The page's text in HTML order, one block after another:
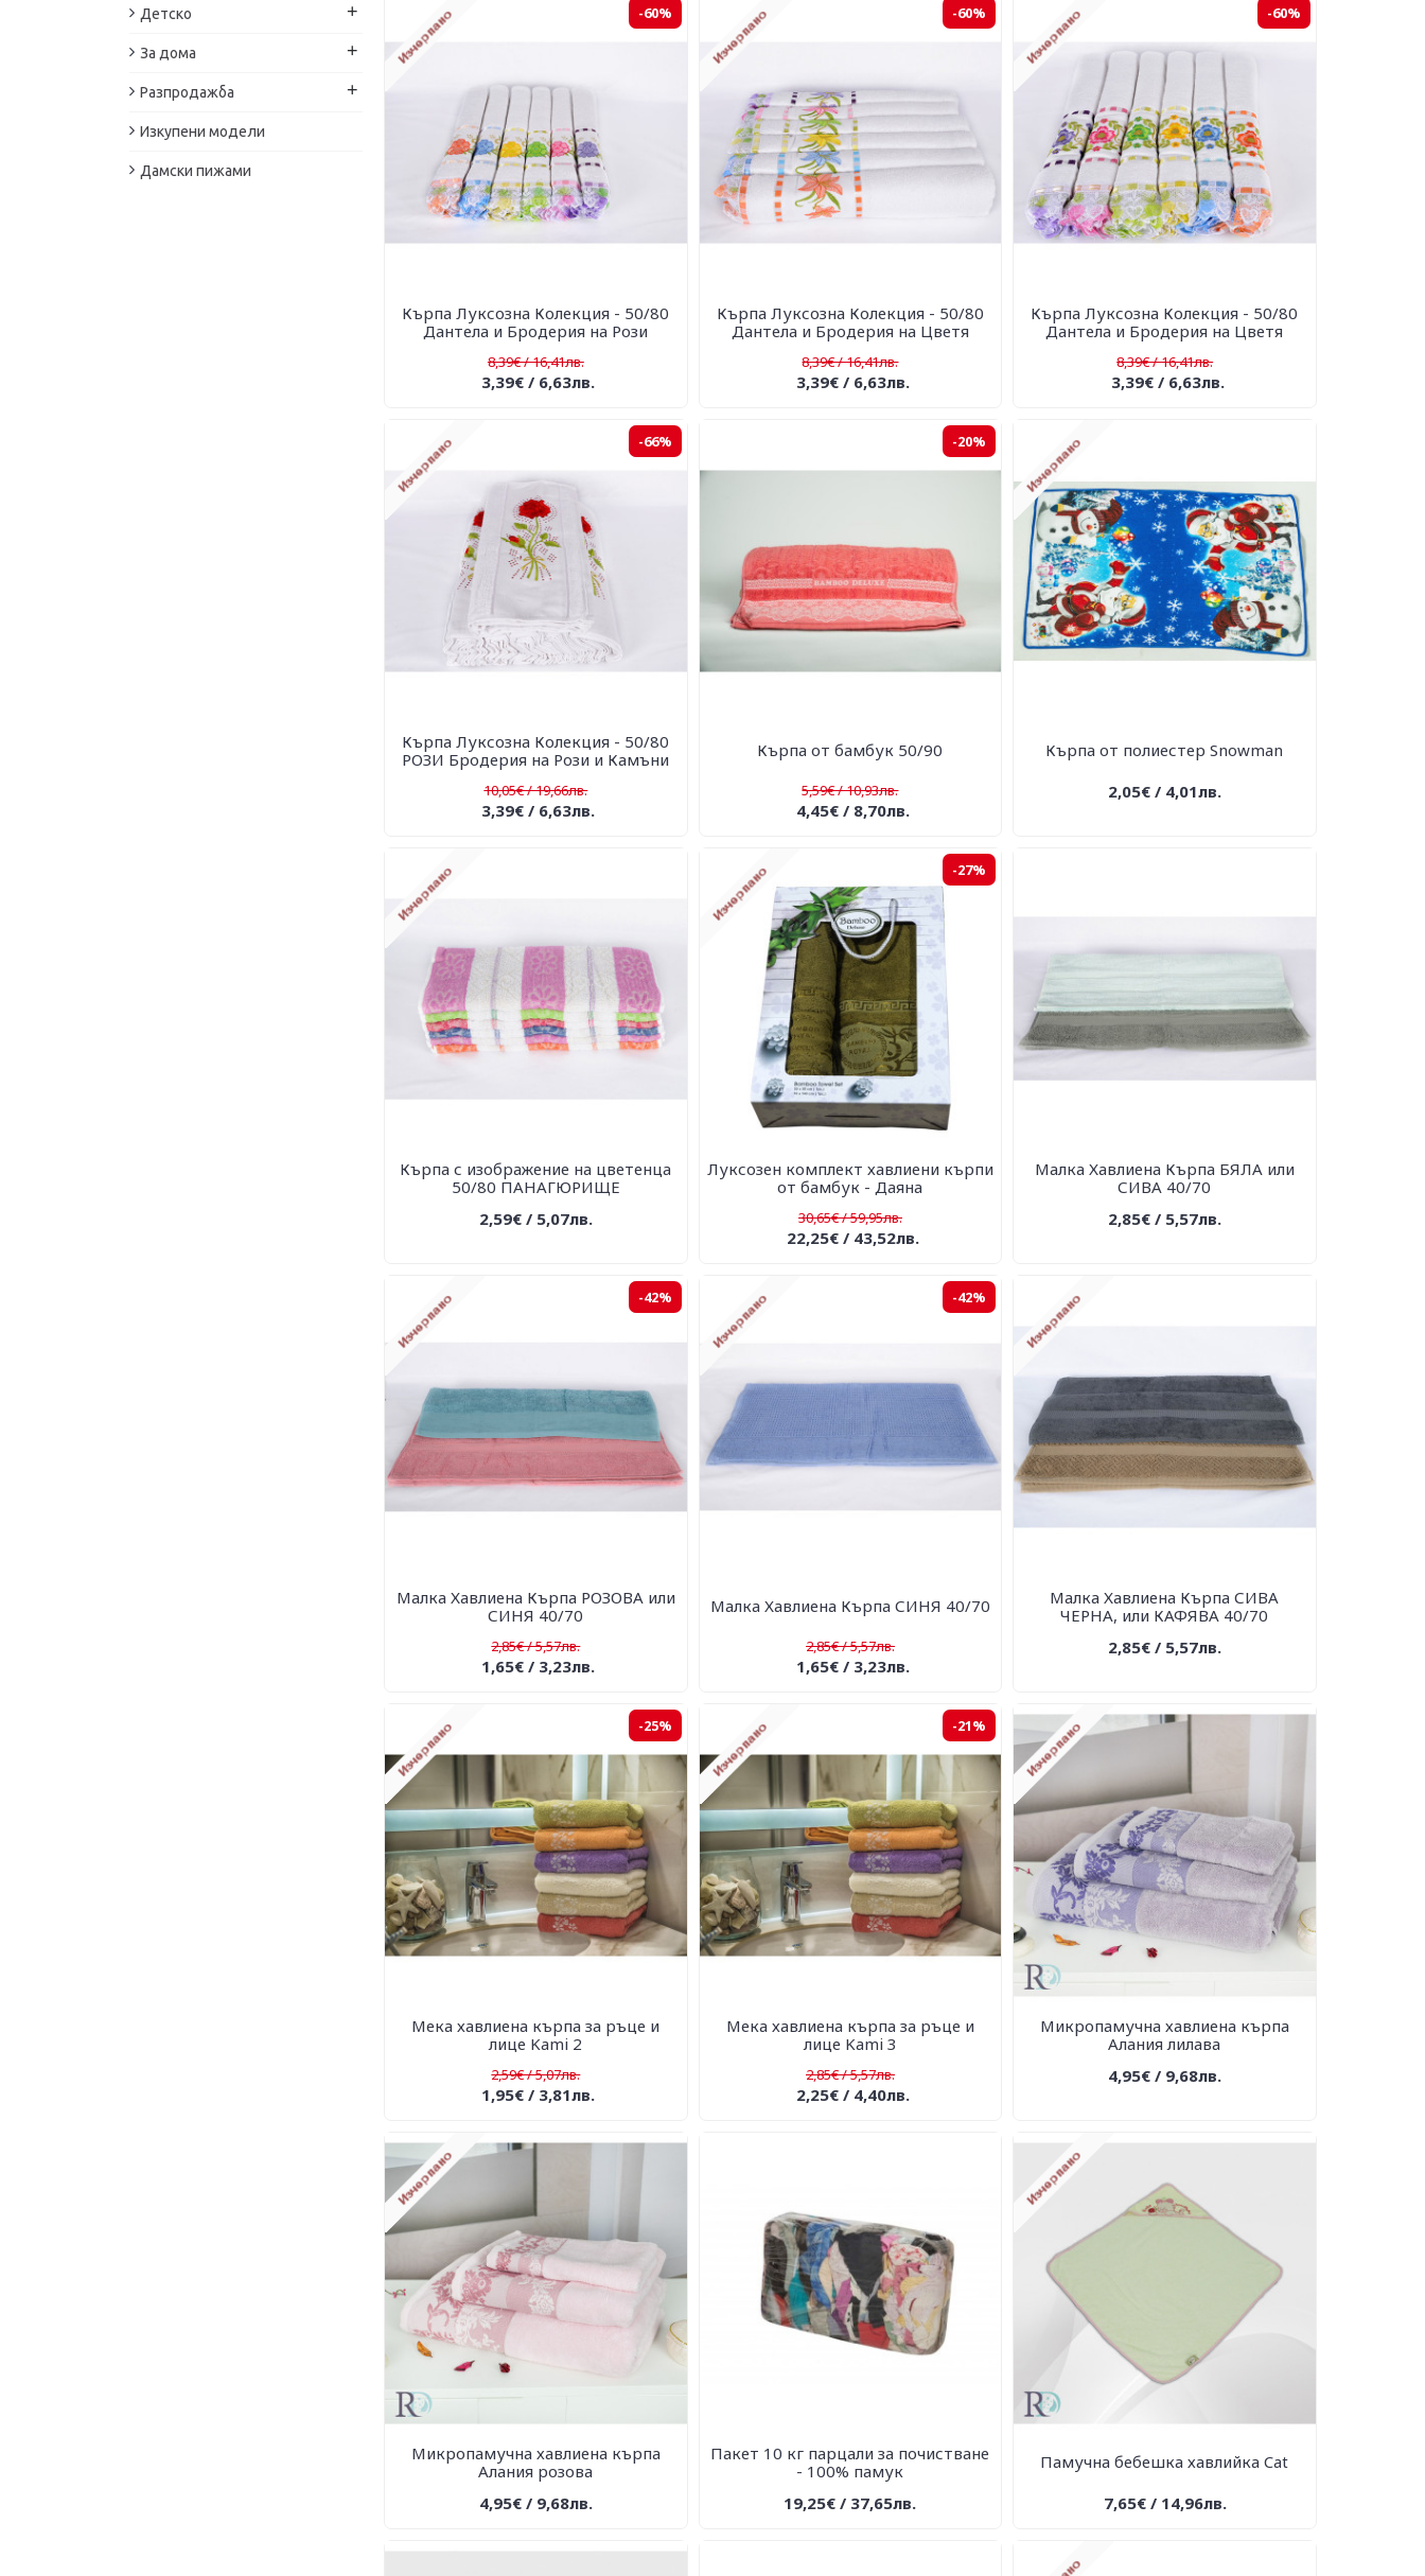
Детско +
За дома +
Разпродажба +
Изкупени модели
Дамски пижами
-60%
Кърпа Луксозна Колекция - 50/80
Дантела и Бродерия на Рози
8,39€ / 16,41лв.
3,39€ / 6,63лв.
-60%
Кърпа Луксозна Колекция - 50/80
Дантела и Бродерия на Цветя
8,39€ / 16,41лв.
3,39€ / 6,63лв.
-60%
Кърпа Луксозна Колекция - 50/80
Дантела и Бродерия на Цветя
8,39€ / 16,41лв.
3,39€ / 6,63лв.
-66%
Кърпа Луксозна Колекция - 50/80
РОЗИ Бродерия на Рози и Камъни
10,05€ / 19,66лв.
3,39€ / 6,63лв.
-20%
Кърпа от бамбук 50/90
5,59€ / 10,93лв.
4,45€ / 8,70лв.
Кърпа от полиестер Snowman
2,05€ / 4,01лв.
Кърпа с изображение на цветенца
50/80 ПАНАГЮРИЩЕ
2,59€ / 5,07лв.
-27%
Луксозен комплект хавлиени кърпи
от бамбук - Даяна
30,65€ / 59,95лв.
22,25€ / 43,52лв.
Малка Хавлиена Кърпа БЯЛА или
СИВА 40/70
2,85€ / 5,57лв.
-42%
Малка Хавлиена Кърпа РОЗОВА или
СИНЯ 40/70
2,85€ / 5,57лв.
1,65€ / 3,23лв.
-42%
Малка Хавлиена Кърпа СИНЯ 40/70
2,85€ / 5,57лв.
1,65€ / 3,23лв.
Малка Хавлиена Кърпа СИВА
ЧЕРНА, или КАФЯВА 40/70
2,85€ / 5,57лв.
-25%
Мека хавлиена кърпа за ръце и
лице Kami 2
2,59€ / 5,07лв.
1,95€ / 3,81лв.
-21%
Мека хавлиена кърпа за ръце и
лице Kami 3
2,85€ / 5,57лв.
2,25€ / 4,40лв.
Микропамучна хавлиена кърпа
Алания лилава
4,95€ / 9,68лв.
Микропамучна хавлиена кърпа
Алания розова
4,95€ / 9,68лв.
Пакет 10 кг парцали за почистване
- 100% памук
19,25€ / 37,65лв.
Памучна бебешка хавлийка Cat
7,65€ / 14,96лв.